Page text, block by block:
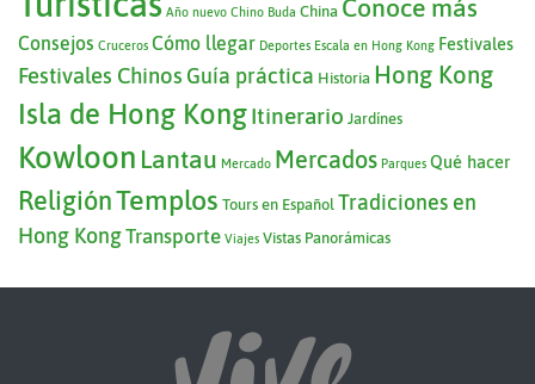
Año nuevo Chino Buda China Conoce más
Consejos Cruceros Cómo llegar Deportes Escala en Hong Kong Festivales
Festivales Chinos Guía práctica Historia Hong Kong
Isla de Hong KongItinerario Jardínes
Kowloon Lantau Mercado Mercados Parques Qué hacer
ReligiónTemplos Tours en Español Tradiciones en
Hong KongTransporte Viajes Vistas Panorámicas